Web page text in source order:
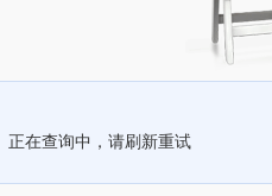
正在查询中，请刷新重试